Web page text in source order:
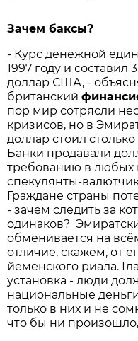
Зачем баксы?
- Курс денежной
1997 году и составил
доллар США, -
британский
пор мир сотрясли
кризисов, но в
доллар стоил
Банки продавали
требованию в любых
спекулянты-
Граждане страны
- зачем следить за
одинаков?
обменивается на
отличие, скажем, от
йеменского риала.
установка - люди
национальные
только в них и не
что бы ни